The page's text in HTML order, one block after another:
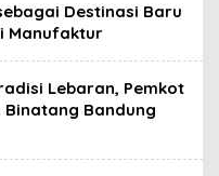
Destinasi Baru
Manufaktur
Lebaran, Pemkot
Binatang Bandung